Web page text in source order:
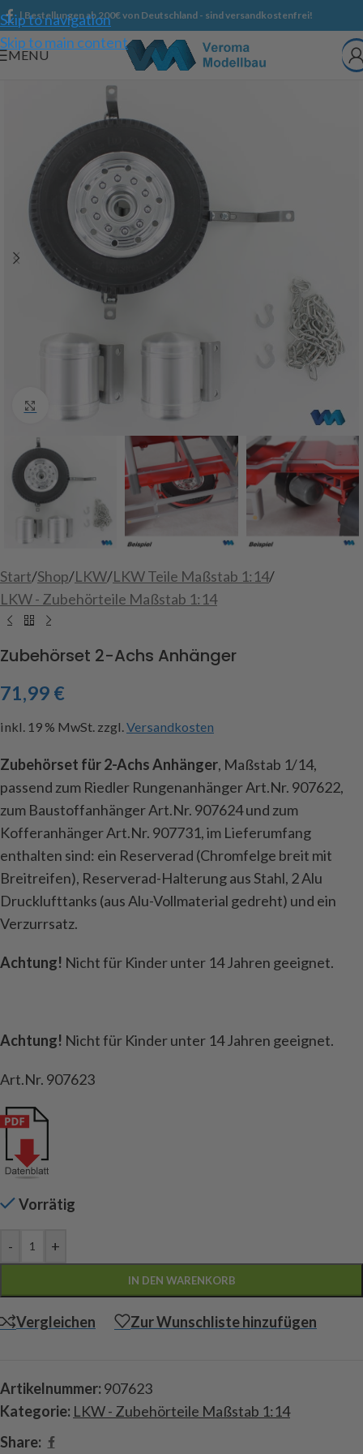
Skip to navigation
Skip to main content
| Bestellungen ab 200€ von Deutschland - sind versandkostenfrei!
MENU
Click to enlarge
Start/Shop/LKW/LKW Teile Maßstab 1:14/
LKW - Zubehörteile Maßstab 1:14
Zubehörset 2-Achs Anhänger
71,99 €
inkl. 19 % MwSt. zzgl.Versandkosten
Zubehörset für 2-Achs Anhänger, Maßstab 1/14,
passend zum Riedler Rungenanhänger Art.Nr. 907622,
zum Baustoffanhänger Art.Nr. 907624 und zum
Kofferanhänger Art.Nr. 907731, im Lieferumfang
enthalten sind: ein Reserverad (Chromfelge breit mit
Breitreifen), Reserverad-Halterung aus Stahl, 2 Alu
Drucklufttanks (aus Alu-Vollmaterial gedreht) und ein
Verzurrsatz.
Achtung! Nicht für Kinder unter 14 Jahren geeignet.
Achtung! Nicht für Kinder unter 14 Jahren geeignet.
Art.Nr. 907623
Vorrätig
- +
IN DEN WARENKORB
Vergleichen Zur Wunschliste hinzufügen
Artikelnummer: 907623
Kategorie: LKW - Zubehörteile Maßstab 1:14
Share: